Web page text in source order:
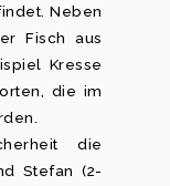
Neben
Fisch aus
Kresse
die im
die
Stefan (2-